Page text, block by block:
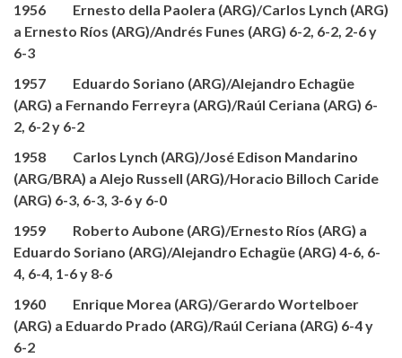
1956 Ernesto della Paolera (ARG)/Carlos Lynch (ARG)
a Ernesto Ríos (ARG)/Andrés Funes (ARG) 6-2, 6-2, 2-6 y
6-3
1957 Eduardo Soriano (ARG)/Alejandro Echagüe
(ARG) a Fernando Ferreyra (ARG)/Raúl Ceriana (ARG) 6-
2, 6-2 y 6-2
1958 Carlos Lynch (ARG)/José Edison Mandarino
(ARG/BRA) a Alejo Russell (ARG)/Horacio Billoch Caride
(ARG) 6-3, 6-3, 3-6 y 6-0
1959 Roberto Aubone (ARG)/Ernesto Ríos (ARG) a
Eduardo Soriano (ARG)/Alejandro Echagüe (ARG) 4-6, 6-
4, 6-4, 1-6 y 8-6
1960 Enrique Morea (ARG)/Gerardo Wortelboer
(ARG) a Eduardo Prado (ARG)/Raúl Ceriana (ARG) 6-4 y
6-2